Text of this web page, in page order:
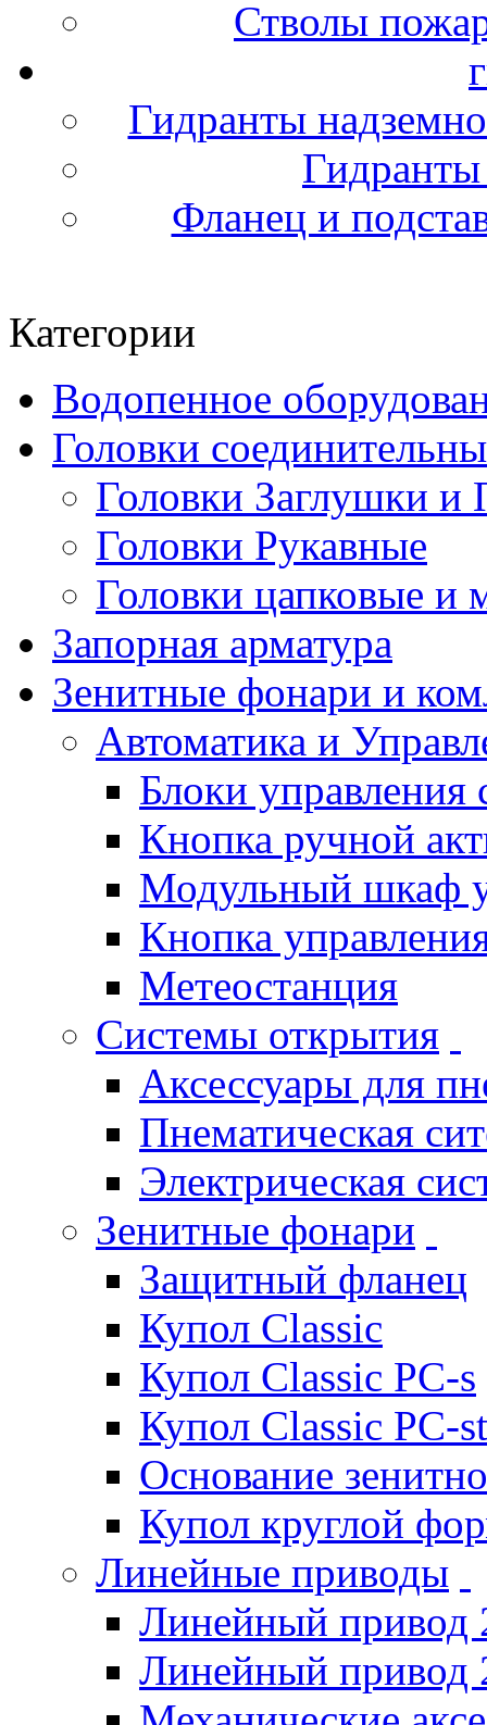
Стволы
Гидранты
Фланец и
Категории
Водопенное
Головки
Головки Заглушки и
Головки Рукавные
Головки цапковые и
Запорная арматура
Зенитные фонари и
Автоматика и
Блоки
Кнопка ручной
Модульный шкаф
Кнопка
Метеостанция
Системы открытия
Аксессуары для
Пнематическая
Электрическая
Зенитные фонари
Защитный фланец
Купол Classic
Купол Classic PC-s
Купол Classic PC-st
Основание
Купол круглой
Линейные приводы
Линейный привод
Линейный привод